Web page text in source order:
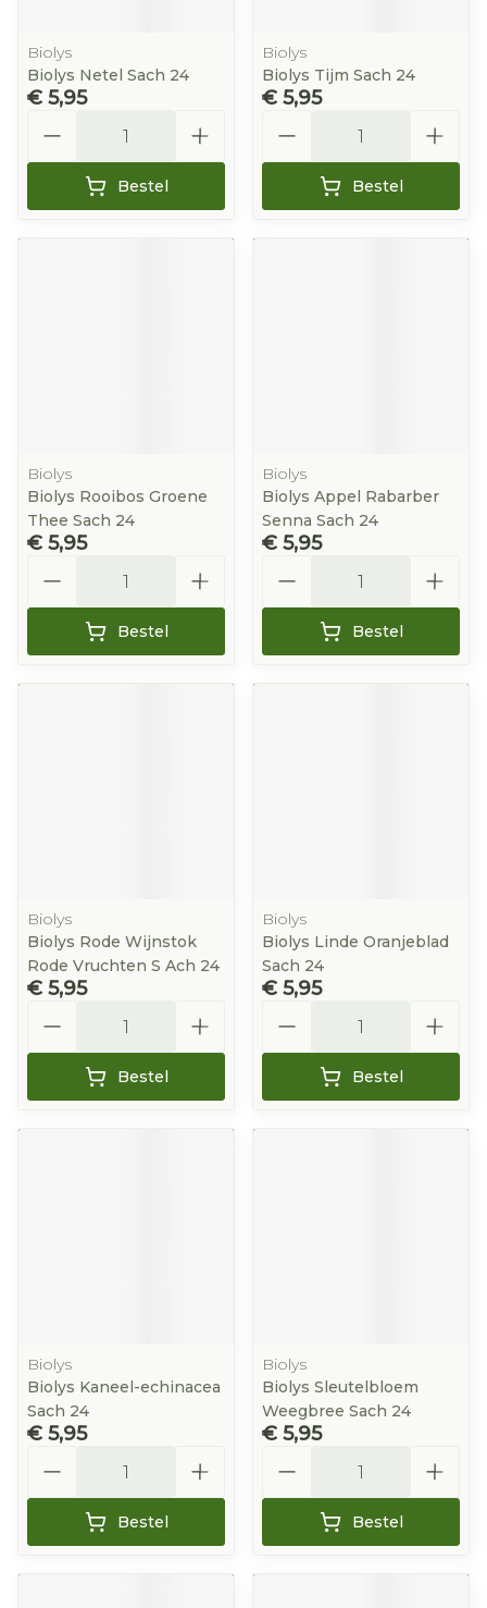
Biolys
Biolys Netel Sach 24
€ 5,95
Bestel
Biolys
Biolys Tijm Sach 24
€ 5,95
Bestel
Biolys
Biolys Rooibos Groene
Thee Sach 24
€ 5,95
Bestel
Biolys
Biolys Appel Rabarber
Senna Sach 24
€ 5,95
Bestel
Biolys
Biolys Rode Wijnstok
Rode Vruchten S Ach 24
€ 5,95
Bestel
Biolys
Biolys Linde Oranjeblad
Sach 24
€ 5,95
Bestel
Biolys
Biolys Kaneel-echinacea
Sach 24
€ 5,95
Bestel
Biolys
Biolys Sleutelbloem
Weegbree Sach 24
€ 5,95
Bestel